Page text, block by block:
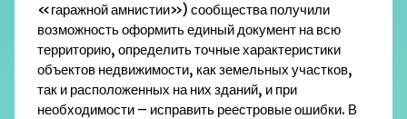
«гаражной амнистии») сообщества получили
возможность оформить единый документ на всю
территорию, определить точные характеристики
объектов недвижимости, как земельных участков,
так и расположенных на них зданий, и при
необходимости – исправить реестровые ошибки. В